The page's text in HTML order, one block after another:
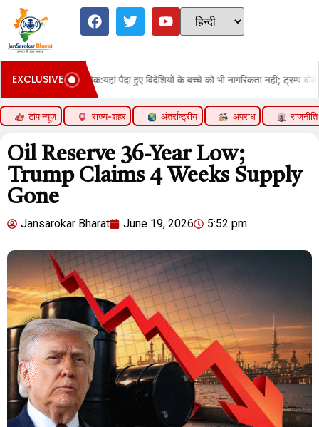
EXCLUSIVE
रोक:यहां पैदा हुए विदेशियों के बच्चे को भी नागरिकता नहीं; ट्रम्प बोले- बर्थराइट
टॉप न्यूज़ राज्य-शहर अंतर्राष्ट्रीय अपराध राजनीति
Oil Reserve 36-Year Low;
Trump Claims 4 Weeks Supply
Gone
Jansarokar Bharat June 19, 2026 5:52 pm